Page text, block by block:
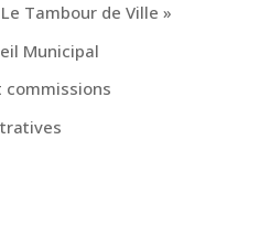
Tambour de Ville »
Municipal
commissions